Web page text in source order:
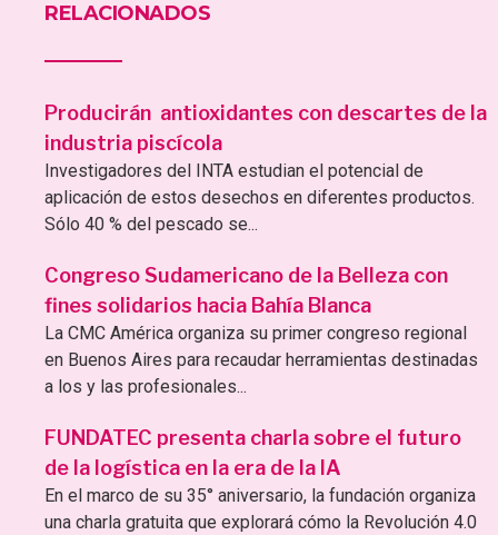
RELACIONADOS
Producirán antioxidantes con descartes de la
industria piscícola
Investigadores del INTA estudian el potencial de
aplicación de estos desechos en diferentes productos.
Sólo 40 % del pescado se...
Congreso Sudamericano de la Belleza con
fines solidarios hacia Bahía Blanca
La CMC América organiza su primer congreso regional
en Buenos Aires para recaudar herramientas destinadas
a los y las profesionales...
FUNDATEC presenta charla sobre el futuro
de la logística en la era de la IA
En el marco de su 35° aniversario, la fundación organiza
una charla gratuita que explorará cómo la Revolución 4.0